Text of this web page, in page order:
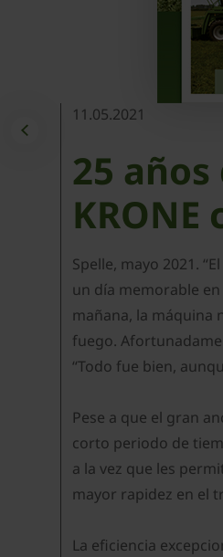
11.05.2021
25 años
Spelle, mayo 2021.
un día memorable
mañana, la máquina
fuego.
“Todo fue bien,
Pese a que el gran
corto periodo de
a la vez que les
mayor rapidez en el
La eficiencia